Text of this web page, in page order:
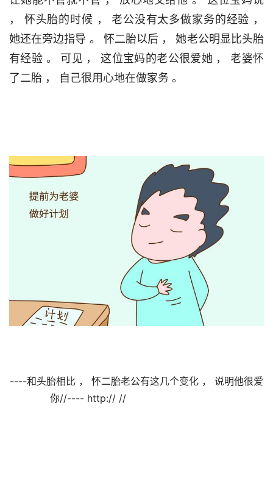
， 怀头胎的时候 ， 老公没有太多做家务的经验 ，
她还在旁边指导 。 怀二胎以后 ， 她老公明显比头胎
有经验 。 可见 ， 这位宝妈的老公很爱她 ， 老婆怀
了二胎 ， 自己很用心地在做家务 。
----和头胎相比 ， 怀二胎老公有这几个变化 ， 说明他很爱
你//---- http:// //